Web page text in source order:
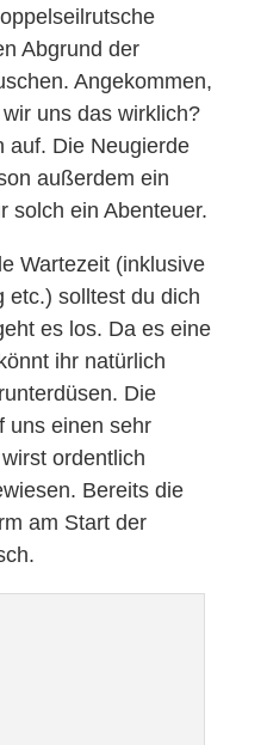
Abgrund der
Angekommen,
uns das wirklich?
auf. Die Neugierde
außerdem ein
solch ein Abenteuer.
Wartezeit (inklusive
etc.) solltest du dich
es los. Da es eine
ihr natürlich
Die
uns einen sehr
ordentlich
Bereits die
am Start der